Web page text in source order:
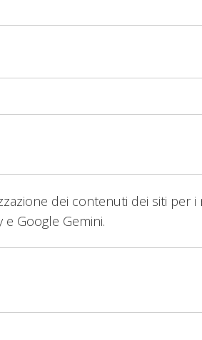
dei contenuti dei siti per i
Google Gemini.